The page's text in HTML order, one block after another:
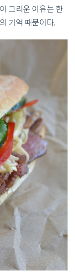
그리운 이유는 한
기억 때문이다.